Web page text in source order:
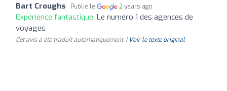
Bart Croughs Publié le 2 years ago
Expérience fantastique: Le numéro 1 des agences de
voyages
Cet avis a été traduit automatiquement. | Voir le texte original